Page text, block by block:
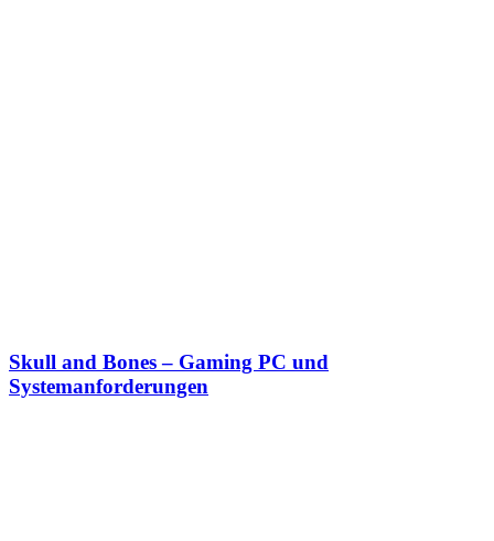
Skull and Bones – Gaming PC und
Systemanforderungen